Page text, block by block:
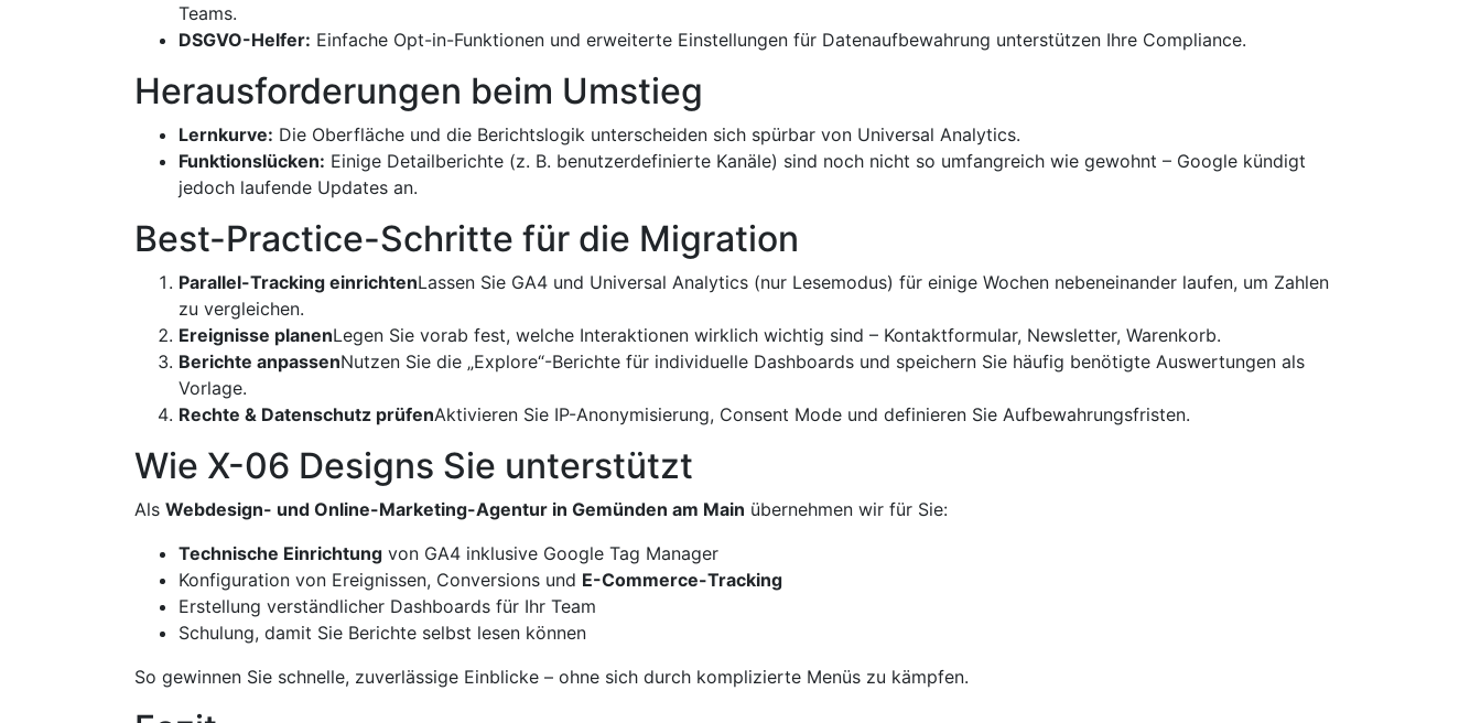
Teams.
DSGVO-Helfer: Einfache Opt-in-Funktionen und erweiterte Einstellungen für Daten­aufbewahrung unterstützen Ihre Compliance.
Herausforderungen beim Umstieg
Lernkurve: Die Oberfläche und die Berichts­logik unterscheiden sich spürbar von Universal Analytics.
Funktionslücken: Einige Detail­berichte (z. B. benutzer­definierte Kanäle) sind noch nicht so umfangreich wie gewohnt – Google kündigt
jedoch laufende Updates an.
Best-Practice-Schritte für die Migration
Parallel-Tracking einrichtenLassen Sie GA4 und Universal Analytics (nur Lesemodus) für einige Wochen nebeneinander laufen, um Zahlen
zu vergleichen.
Ereignisse planenLegen Sie vorab fest, welche Interaktionen wirklich wichtig sind – Kontaktformular, Newsletter, Warenkorb.
Berichte anpassenNutzen Sie die „Explore“-Berichte für individuelle Dashboards und speichern Sie häufig benötigte Auswertungen als
Vorlage.
Rechte & Datenschutz prüfenAktivieren Sie IP-Anonymisierung, Consent Mode und definieren Sie Aufbewahrungs­fristen.
Wie X-06 Designs Sie unterstützt
Als Webdesign- und Online-Marketing-Agentur in Gemünden am Main übernehmen wir für Sie:
Technische Einrichtung von GA4 inklusive Google Tag Manager
Konfiguration von Ereignissen, Conversions und E-Commerce-Tracking
Erstellung verständlicher Dashboards für Ihr Team
Schulung, damit Sie Berichte selbst lesen können
So gewinnen Sie schnelle, zuverlässige Einblicke – ohne sich durch komplizierte Menüs zu kämpfen.